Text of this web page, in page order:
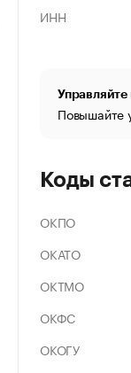
ИНН
Повышайте
Коды
ОКПО
ОКАТО
ОКТМО
ОКФС
ОКОГУ